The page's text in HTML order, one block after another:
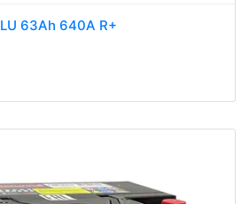
63Ah 640A R+